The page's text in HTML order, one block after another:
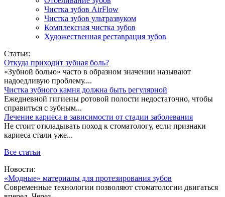
Чистка зубов AirFlow
Чистка зубов ультразвуком
Комплексная чистка зубов
Художественная реставрация зубов
Статьи:
Откуда приходит зубная боль?
«Зубной болью» часто в образном значении называют
надоедливую проблему....
Чистка зубного камня должна быть регулярной
Ежедневной гигиены ротовой полости недостаточно, чтобы
справиться с зубным...
Лечение кариеса в зависимости от стадии заболевания
Не стоит откладывать поход к стоматологу, если признаки
кариеса стали уже...
Все статьи
Новости:
«Модные» материалы для протезирования зубов
Современные технологии позволяют стоматологии двигаться